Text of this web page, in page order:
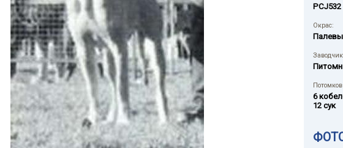
PCJ532
Окрас:
6
12 сук